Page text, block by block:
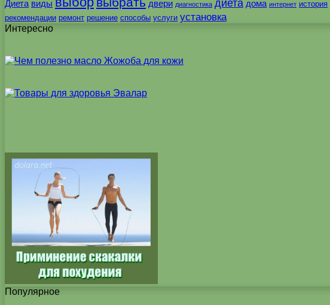
Диета виды двери диагностика диета дома интернет история
рекомендации ремонт решение способы услуги установка
Интересно
Популярное